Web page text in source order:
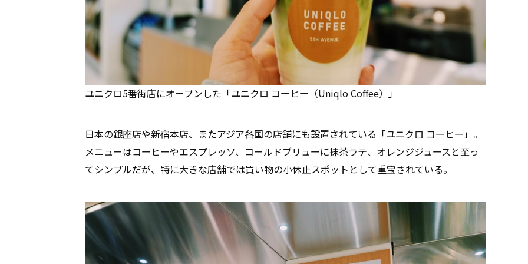
ユニクロ5番街店にオープンした「ユニクロ コーヒー（Uniqlo Coffee）」
日本の銀座店や新宿本店、またアジア各国の店舗にも設置されている「ユニクロ コーヒー」。
メニューはコーヒーやエスプレッソ、コールドブリューに抹茶ラテ、オレンジジュースと至っ
てシンプルだが、特に大きな店舗では買い物の小休止スポットとして重宝されている。